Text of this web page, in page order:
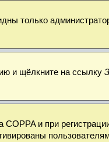
только
и щёлкните на ссылку
и при